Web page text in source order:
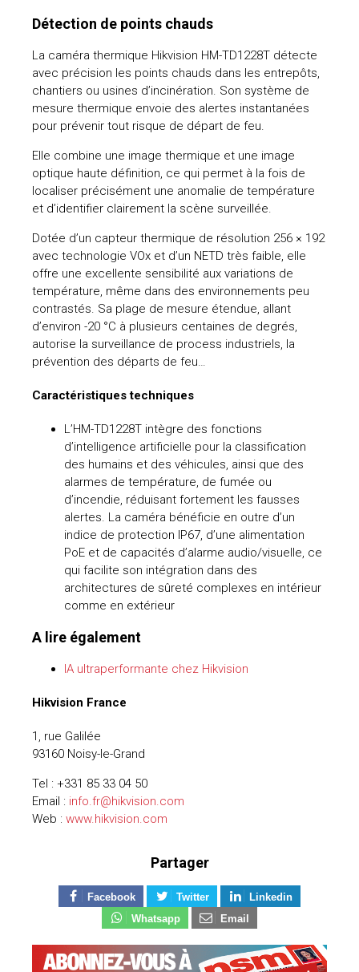
Détection de points chauds
La caméra thermique Hikvision HM-TD1228T détecte
avec précision les points chauds dans les entrepôts,
chantiers ou usines d’incinération. Son système de
mesure thermique envoie des alertes instantanées
pour prévenir tout risque de départ de feu.
Elle combine une image thermique et une image
optique haute définition, ce qui permet à la fois de
localiser précisément une anomalie de température
et d’identifier clairement la scène surveillée.
​Dotée d’un capteur thermique de résolution 256 × 192
avec technologie VOx et d’un NETD très faible, elle
offre une excellente sensibilité aux variations de
température, même dans des environnements peu
contrastés. Sa plage de mesure étendue, allant
d’environ -20 °C à plusieurs centaines de degrés,
autorise la surveillance de process industriels, la
prévention des départs de feu…
Caractéristiques techniques
L’HM-TD1228T intègre des fonctions
d’intelligence artificielle pour la classification
des humains et des véhicules, ainsi que des
alarmes de température, de fumée ou
d’incendie, réduisant fortement les fausses
alertes. La caméra bénéficie en outre d’un
indice de protection IP67, d’une alimentation
PoE et de capacités d’alarme audio/visuelle, ce
qui facilite son intégration dans des
architectures de sûreté complexes en intérieur
comme en extérieur
A lire également
IA ultraperformante chez Hikvision
Hikvision France
1, rue Galilée
93160 Noisy-le-Grand
Tel : +331 85 33 04 50
Email : info.fr@hikvision.com
Web : www.hikvision.com
Partager
Facebook Twitter
Linkedin
Whatsapp
Email